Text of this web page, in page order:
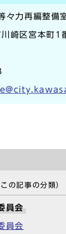
々力再編整備
崎区宮本町1
この記事の分類）
員会
員会